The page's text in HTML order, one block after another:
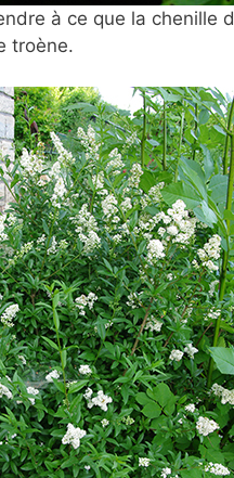
à ce que la chenille
troène.